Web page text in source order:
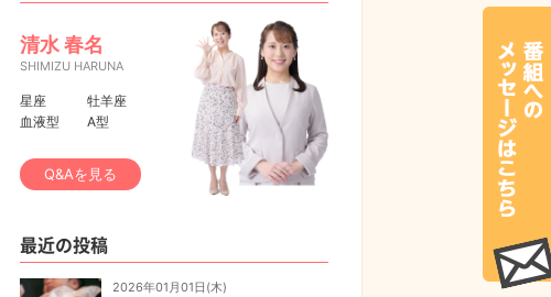
清水 春名
SHIMIZU HARUNA
星座
牡羊座
血液型
A型
Q&Aを見る
最近の投稿
2026年01月01日(木)